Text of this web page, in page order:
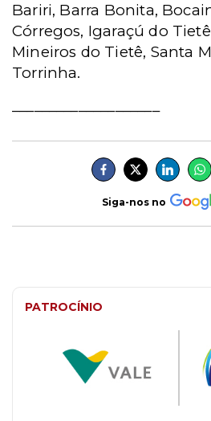
Bariri, Barra Bonita,
Córregos, Igaraçú do
Mineiros do Tietê, Santa
Torrinha.
Siga-nos no
PATROCÍNIO